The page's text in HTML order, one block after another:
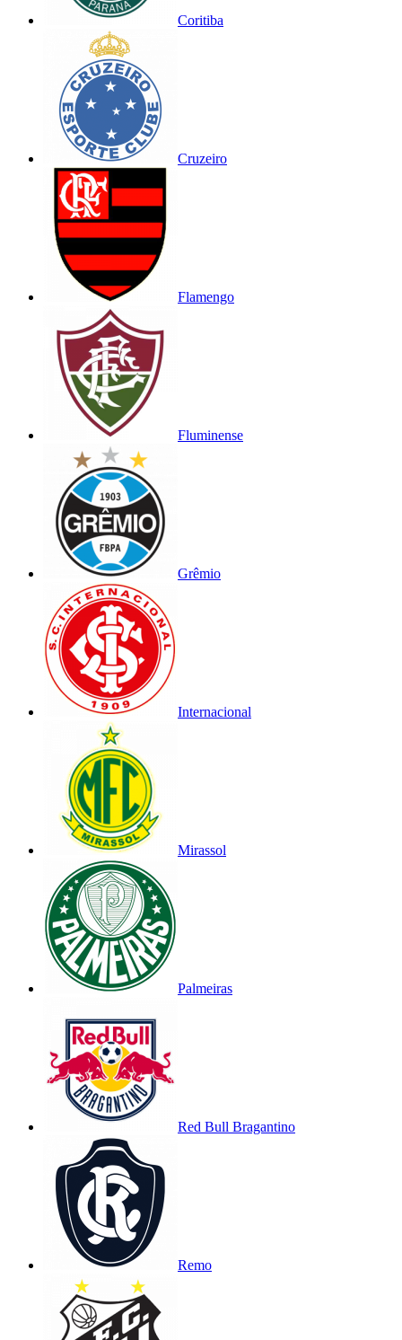
Coritiba
Cruzeiro
Flamengo
Fluminense
Grêmio
Internacional
Mirassol
Palmeiras
Red Bull Bragantino
Remo